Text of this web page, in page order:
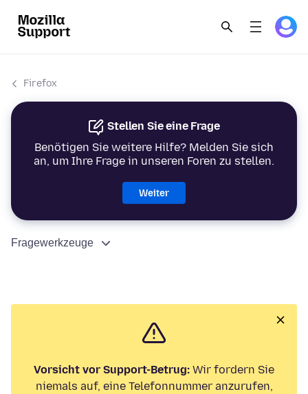
Firefox
Stellen Sie eine Frage
Benötigen Sie weitere Hilfe? Melden Sie sich
an, um Ihre Frage in unseren Foren zu stellen.
Weiter
Fragewerkzeuge
Vorsicht vor Support-Betrug: Wir fordern Sie
niemals auf, eine Telefonnummer anzurufen,